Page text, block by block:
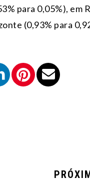
para 0,05%), em
(0,93% para